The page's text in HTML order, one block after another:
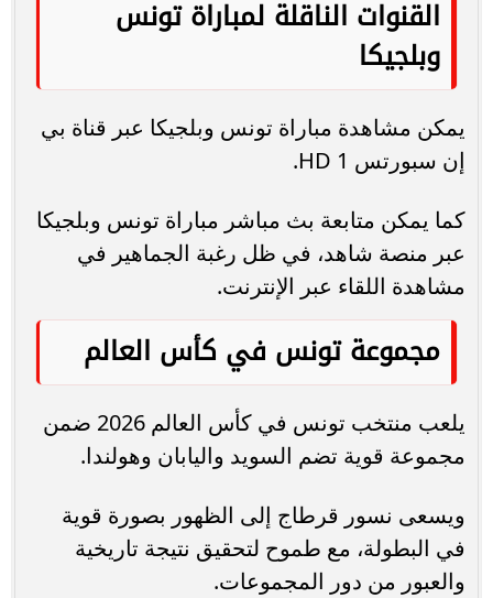
القنوات الناقلة لمباراة تونس
وبلجيكا
يمكن مشاهدة مباراة تونس وبلجيكا عبر قناة بي
إن سبورتس 1 HD.
كما يمكن متابعة بث مباشر مباراة تونس وبلجيكا
عبر منصة شاهد، في ظل رغبة الجماهير في
مشاهدة اللقاء عبر الإنترنت.
مجموعة تونس في كأس العالم
يلعب منتخب تونس في كأس العالم 2026 ضمن
مجموعة قوية تضم السويد واليابان وهولندا.
ويسعى نسور قرطاج إلى الظهور بصورة قوية
في البطولة، مع طموح لتحقيق نتيجة تاريخية
والعبور من دور المجموعات.